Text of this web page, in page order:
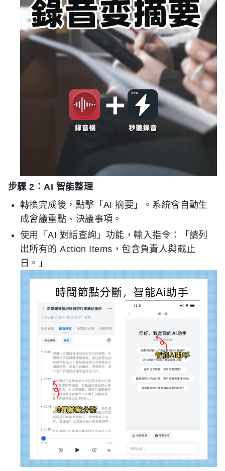
步驟 2：AI 智能整理
轉換完成後，點擊「AI 摘要」。系統會自動生
成會議重點、決議事項。
使用「AI 對話查詢」功能，輸入指令：「請列
出所有的 Action Items，包含負責人與截止
日。」